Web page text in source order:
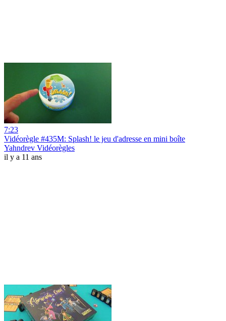
7:23
Vidéorègle #435M: Splash! le jeu d'adresse en mini boîte
Yahndrev Vidéorègles
il y a 11 ans